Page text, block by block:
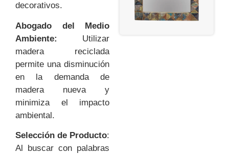
decorativos.
Abogado del Medio
Ambiente:
Utilizar
madera reciclada
permite una disminución
en la demanda de
madera nueva y
minimiza el impacto
ambiental.
Selección de Producto:
Al buscar con palabras